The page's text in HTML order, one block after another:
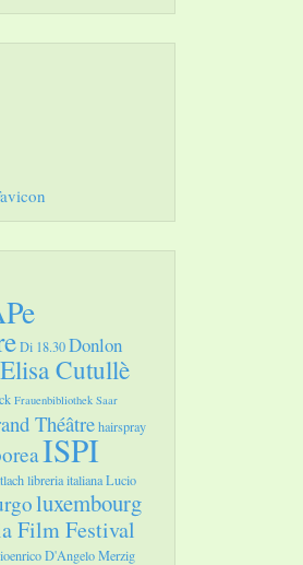
Di 18.30Donlon
Elisa Cutullè
Frauenbibliothek Saar
Théâtrehairspray
ISPI
libreria italianaLucio
luxembourg
Film Festival
D'AngeloMerzig